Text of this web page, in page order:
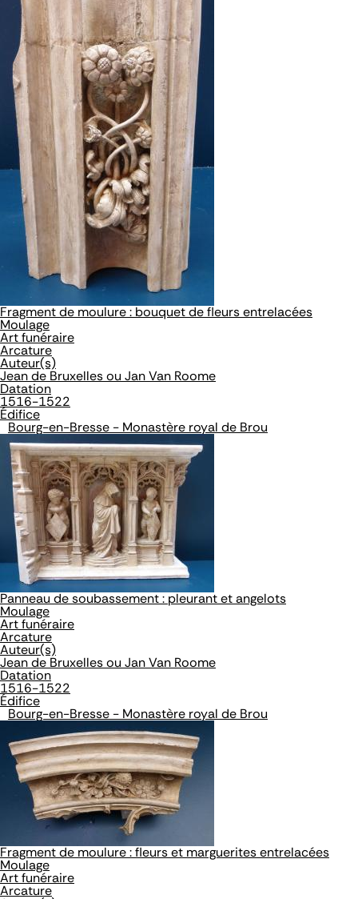
Fragment de moulure : bouquet de fleurs entrelacées
Moulage
Art funéraire
Arcature
Auteur(s)
Jean de Bruxelles ou Jan Van Roome
Datation
1516-1522
Édifice
Bourg-en-Bresse - Monastère royal de Brou
Panneau de soubassement : pleurant et angelots
Moulage
Art funéraire
Arcature
Auteur(s)
Jean de Bruxelles ou Jan Van Roome
Datation
1516-1522
Édifice
Bourg-en-Bresse - Monastère royal de Brou
Fragment de moulure : fleurs et marguerites entrelacées
Moulage
Art funéraire
Arcature